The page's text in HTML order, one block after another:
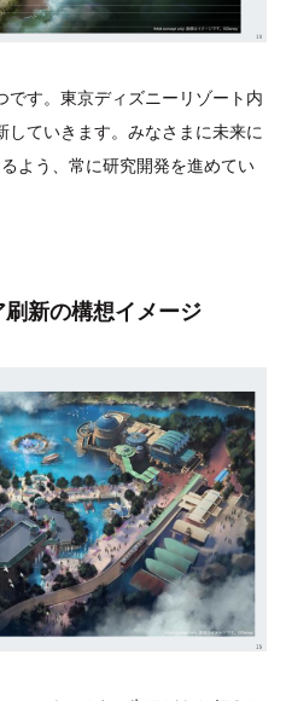
です。東京ディズニーリゾート内
ていきます。みなさまに未来に
よう、常に研究開発を進めてい
新の構想イメージ